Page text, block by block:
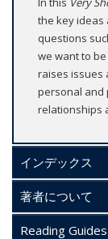
the key ideas
questions
we want to
raises issues
personal and
relationships
インデックス
著者について
Reading Guides